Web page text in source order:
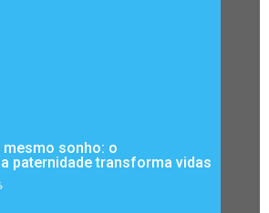
sonho: o
paternidade transforma vidas